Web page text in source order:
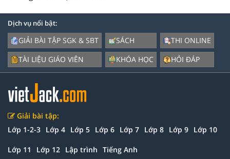
Dịch vụ nổi bật:
GIẢI BÀI TẬP SGK & SBT
TÀI LIỆU GIÁO VIÊN
SÁCH
KHÓA HỌC
THI ONLINE
HỎI ĐÁP
Giải bài tập:
Lớp 1-2-3 Lớp 4 Lớp 5 Lớp 6 Lớp 7 Lớp 8 Lớp 9 Lớp 10
Lớp 11 Lớp 12 Lập trình Tiếng Anh